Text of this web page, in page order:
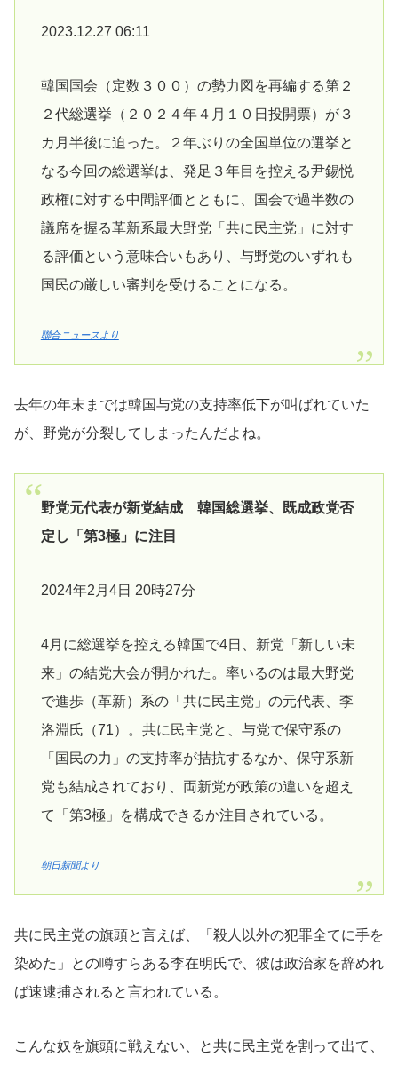
2023.12.27 06:11
韓国国会（定数３００）の勢力図を再編する第２
２代総選挙（２０２４年４月１０日投開票）が３
カ月半後に迫った。２年ぶりの全国単位の選挙と
なる今回の総選挙は、発足３年目を控える尹錫悦
政権に対する中間評価とともに、国会で過半数の
議席を握る革新系最大野党「共に民主党」に対す
る評価という意味合いもあり、与野党のいずれも
国民の厳しい審判を受けることになる。
聯合ニュースより
去年の年末までは韓国与党の支持率低下が叫ばれていた
が、野党が分裂してしまったんだよね。
野党元代表が新党結成 韓国総選挙、既成政党否
定し「第3極」に注目
2024年2月4日 20時27分
4月に総選挙を控える韓国で4日、新党「新しい未
来」の結党大会が開かれた。率いるのは最大野党
で進歩（革新）系の「共に民主党」の元代表、李
洛淵氏（71）。共に民主党と、与党で保守系の
「国民の力」の支持率が拮抗するなか、保守系新
党も結成されており、両新党が政策の違いを超え
て「第3極」を構成できるか注目されている。
朝日新聞より
共に民主党の旗頭と言えば、「殺人以外の犯罪全てに手を
染めた」との噂すらある李在明氏で、彼は政治家を辞めれ
ば速逮捕されると言われている。
こんな奴を旗頭に戦えない、と共に民主党を割って出て、